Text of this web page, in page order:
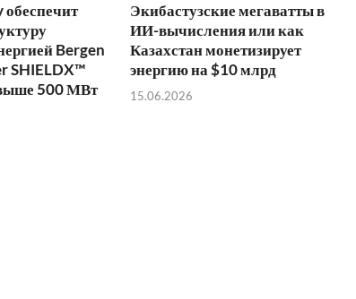
Bergen
SHIELDX™
500 МВт
Экибастузские мегаватты в
ИИ-вычисления или как
Казахстан монетизирует
энергию на $10 млрд
15.06.2026